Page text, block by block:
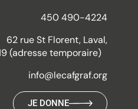
450 490-4224
62 rue St Florent, Laval,
(adresse temporaire)
info@lecafgraf.org
JE DONNE